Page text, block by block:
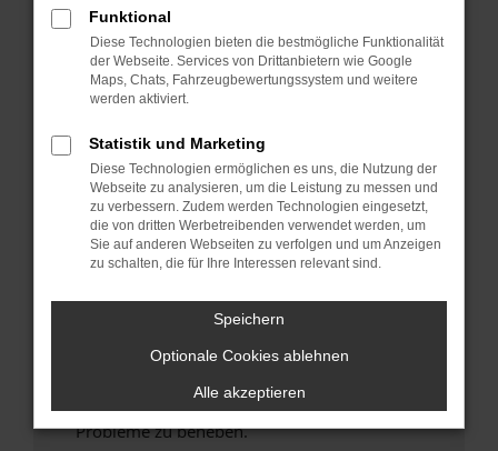
Fehler: Network Error
Beim Laden ist ein Fehler aufgetreten.
Hier sind ein paar Tipps, die dir helfen können:
Internetverbindung.
Laden andere Webseiten, zum Beispiel deine
Suchmaschine?
Prüfe deine Browsererweiterungen.
Manche Erweiterungen, wie Werbeblocker,
können das Laden bestimmter Seiten
verhindern. Funktioniert die Seite in einem
anderen Browser oder in einem privaten
Starte dein Gerät neu.
Das kann manchmal helfen, vorübergehende
Probleme zu beheben.
Funktional
Diese Technologien bieten die bestmögliche Funktionalität
der Webseite. Services von Drittanbietern wie Google
Maps, Chats, Fahrzeugbewertungssystem und weitere
werden aktiviert.
Statistik und Marketing
Diese Technologien ermöglichen es uns, die Nutzung der
Webseite zu analysieren, um die Leistung zu messen und
zu verbessern. Zudem werden Technologien eingesetzt,
die von dritten Werbetreibenden verwendet werden, um
Sie auf anderen Webseiten zu verfolgen und um Anzeigen
zu schalten, die für Ihre Interessen relevant sind.
Speichern
Optionale Cookies ablehnen
Alle akzeptieren